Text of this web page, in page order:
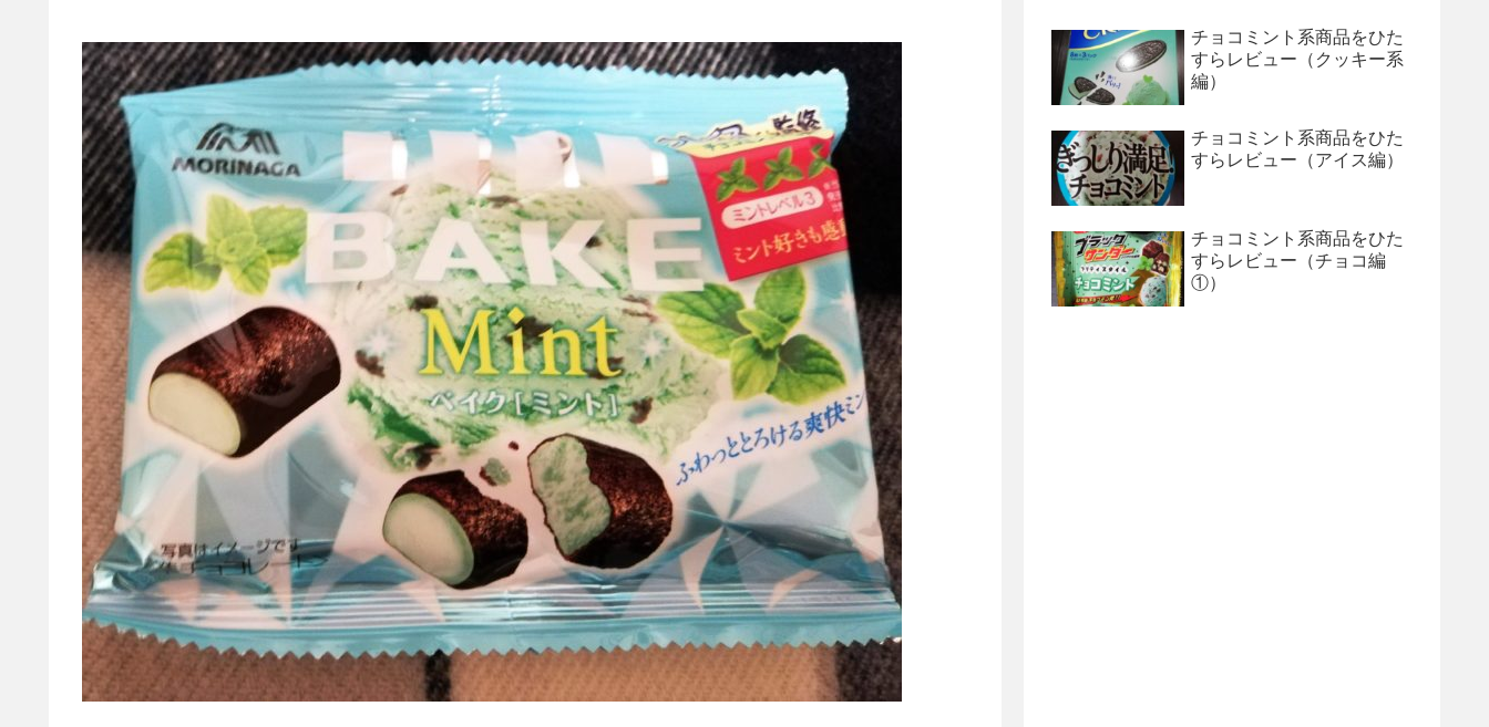
チョコミント系商品をひた
すらレビュー（クッキー系
編）
チョコミント系商品をひた
すらレビュー（アイス編）
チョコミント系商品をひた
すらレビュー（チョコ編
①）